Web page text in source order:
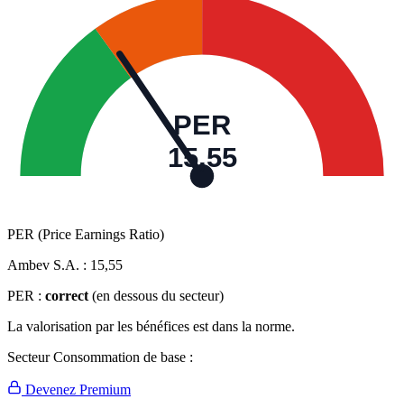
PER
15,55
PER (Price Earnings Ratio)
Ambev S.A. : 15,55
PER : correct (en dessous du secteur)
La valorisation par les bénéfices est dans la norme.
Secteur Consommation de base :
Devenez Premium